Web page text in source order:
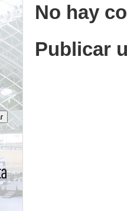
No hay
Publicar